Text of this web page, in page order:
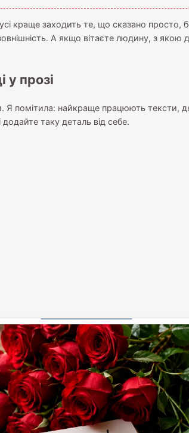
краще заходить те, що сказано просто,
А якщо вітаєте людину, з
у прозі
Я помітила: найкраще працюють тексти,
таку деталь від себе.